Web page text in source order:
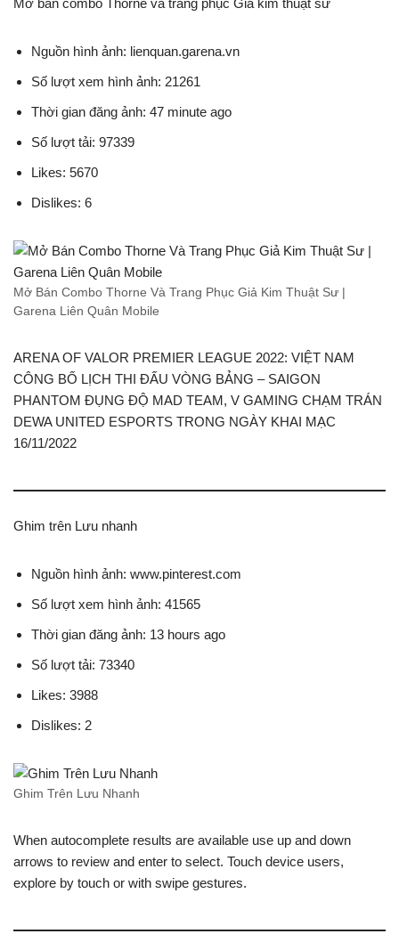
Mở bán combo Thorne và trang phục Giả kim thuật sư
Nguồn hình ảnh: lienquan.garena.vn
Số lượt xem hình ảnh: 21261
Thời gian đăng ảnh: 47 minute ago
Số lượt tải: 97339
Likes: 5670
Dislikes: 6
Mở Bán Combo Thorne Và Trang Phục Giả Kim Thuật Sư |
Garena Liên Quân Mobile
ARENA OF VALOR PREMIER LEAGUE 2022: VIỆT NAM
CÔNG BỐ LỊCH THI ĐẤU VÒNG BẢNG – SAIGON
PHANTOM ĐỤNG ĐỘ MAD TEAM, V GAMING CHẠM TRÁN
DEWA UNITED ESPORTS TRONG NGÀY KHAI MẠC
16/11/2022
Ghim trên Lưu nhanh
Nguồn hình ảnh: www.pinterest.com
Số lượt xem hình ảnh: 41565
Thời gian đăng ảnh: 13 hours ago
Số lượt tải: 73340
Likes: 3988
Dislikes: 2
Ghim Trên Lưu Nhanh
When autocomplete results are available use up and down
arrows to review and enter to select. Touch device users,
explore by touch or with swipe gestures.